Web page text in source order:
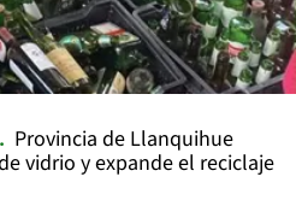
Provincia de Llanquihue
vidrio y expande el reciclaje